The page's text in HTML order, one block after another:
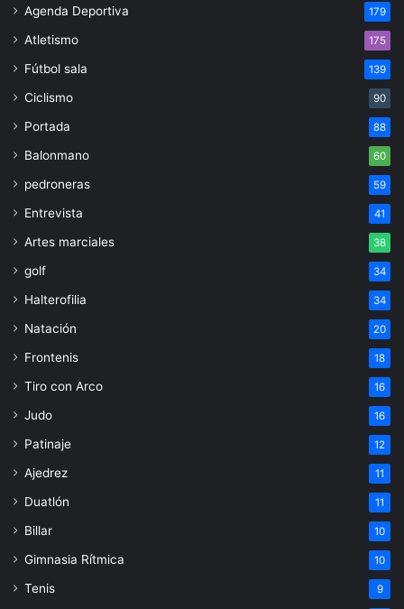
Agenda Deportiva 179
Atletismo 175
Fútbol sala 139
Ciclismo 90
Portada 88
Balonmano 60
pedroneras 59
Entrevista 41
Artes marciales 38
golf 34
Halterofilia 34
Natación 20
Frontenis 18
Tiro con Arco 16
Judo 16
Patinaje 12
Ajedrez 11
Duatlón 11
Billar 10
Gimnasia Rítmica 10
Tenis 9